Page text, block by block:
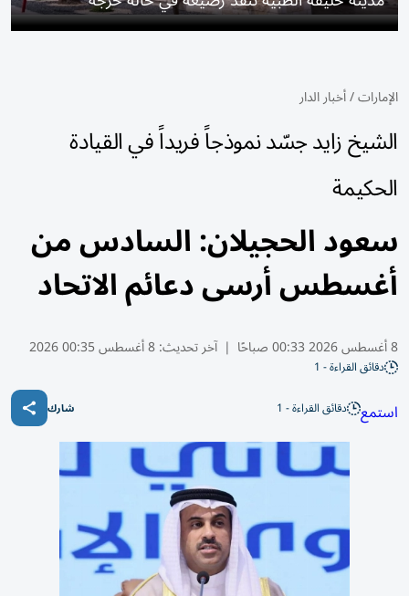
الإمارات/أخبار الدار
الشيخ زايد جسّد نموذجاً فريداً في القيادة
الحكيمة
سعود الحجيلان: السادس من
أغسطس أرسى دعائم الاتحاد
8 أغسطس 2026 00:33 صباحًا | آخر تحديث:8 أغسطس 00:35 2026
دقائق القراءة - 1
استمع دقائق القراءة - 1 شارك